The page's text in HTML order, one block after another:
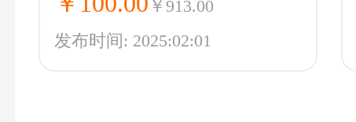
￥913.00
发布时间: 2025:02:01